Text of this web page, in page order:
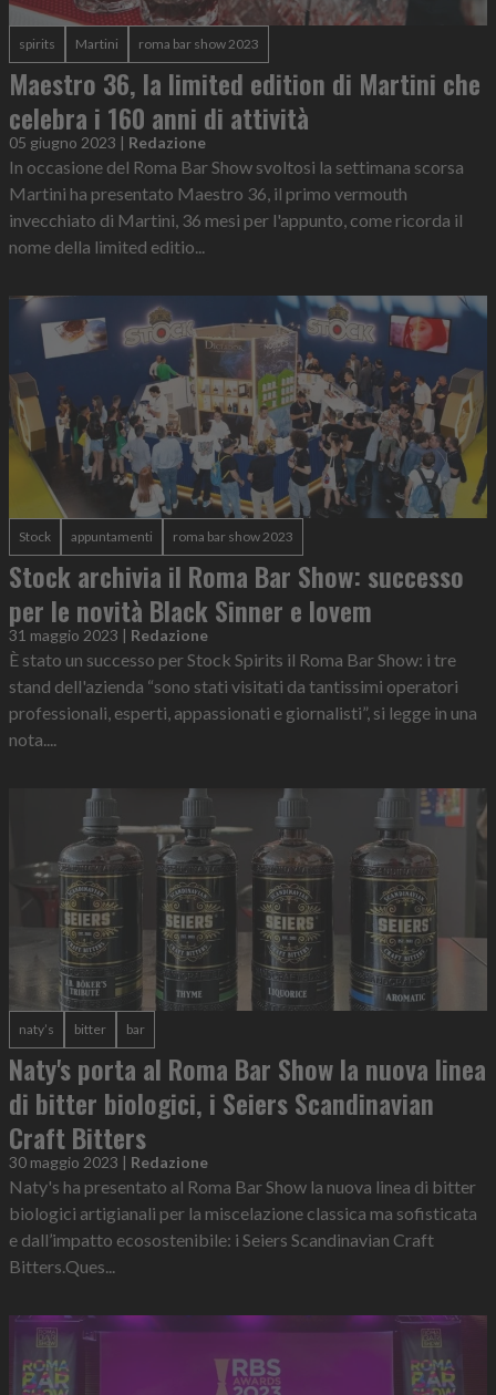
spirits Martini roma bar show 2023
Maestro 36, la limited edition di Martini che
celebra i 160 anni di attività
05 giugno 2023 | Redazione
In occasione del Roma Bar Show svoltosi la settimana scorsa
Martini ha presentato Maestro 36, il primo vermouth
invecchiato di Martini, 36 mesi per l'appunto, come ricorda il
nome della limited editio...
Stock appuntamenti roma bar show 2023
Stock archivia il Roma Bar Show: successo
per le novità Black Sinner e lovem
31 maggio 2023 | Redazione
È stato un successo per Stock Spirits il Roma Bar Show: i tre
stand dell'azienda “sono stati visitati da tantissimi operatori
professionali, esperti, appassionati e giornalisti”, si legge in una
nota....
naty’s bitter bar
Naty's porta al Roma Bar Show la nuova linea
di bitter biologici, i Seiers Scandinavian
Craft Bitters
30 maggio 2023 | Redazione
Naty's ha presentato al Roma Bar Show la nuova linea di bitter
biologici artigianali per la miscelazione classica ma sofisticata
e dall’impatto ecosostenibile: i Seiers Scandinavian Craft
Bitters.Ques...